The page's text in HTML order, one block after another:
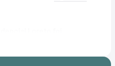
que facilita o dia a dia.